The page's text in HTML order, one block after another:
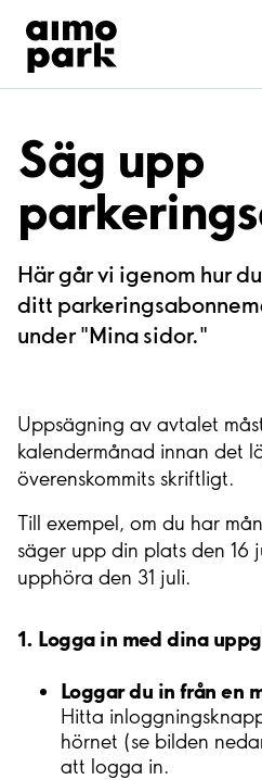
Hitta parkering
Samarbete
Kundservice
Om Aimo Park
Säg upp
Här går vi igenom hur
ditt
under "Mina sidor."
Uppsägning av avtalet
kalendermånad innan det
överenskommits skriftligt.
Till exempel, om du har
säger upp din plats den 16
upphöra den 31 juli.
1. Logga in med dina
Loggar du in från en
Hitta
hörnet (se bilden
att logga in.